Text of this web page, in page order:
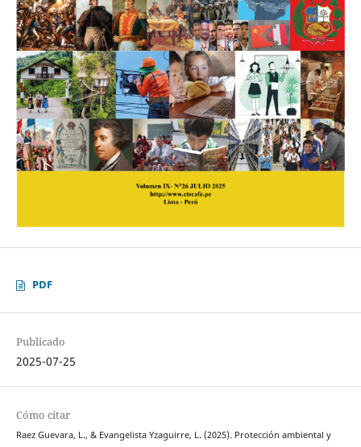
PDF
Publicado
2025-07-25
Cómo citar
Raez Guevara, L., & Evangelista Yzaguirre, L. (2025). Protección ambiental y